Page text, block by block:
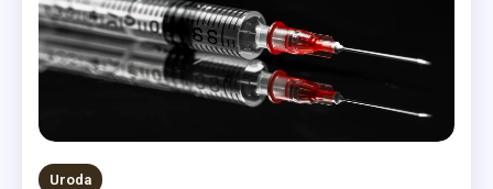
Uroda